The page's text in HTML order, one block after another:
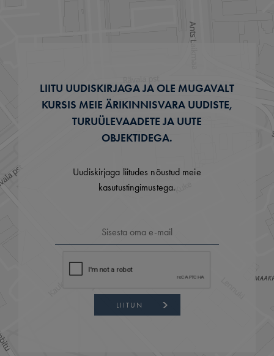
LIITU UUDISKIRJAGA JA OLE MUGAVALT
KURSIS MEIE ÄRIKINNISVARA UUDISTE,
TURUÜLEVAADETE JA UUTE
OBJEKTIDEGA.
Uudiskirjaga liitudes nõustud meie
kasutustingimustega.
LIITUN